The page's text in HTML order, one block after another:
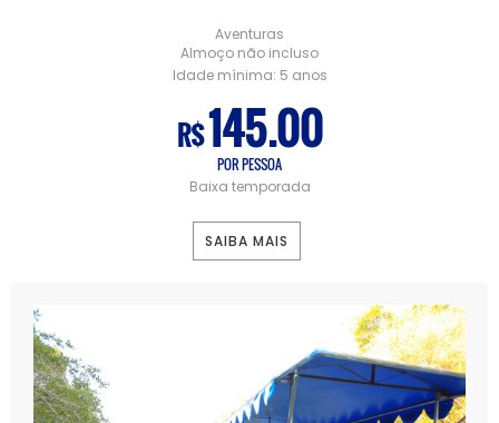
Aventuras
Almoço não incluso
Idade mínima: 5 anos
R$145.00
POR PESSOA
Baixa temporada
SAIBA MAIS